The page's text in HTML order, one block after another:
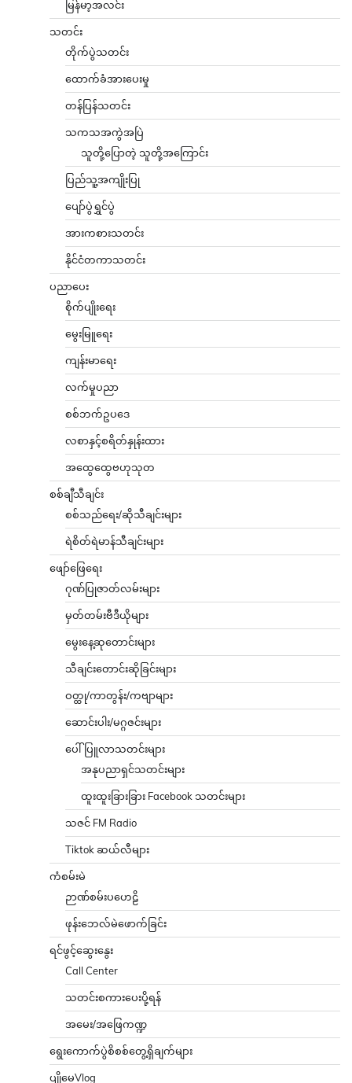
မြန်မာ့အလင်း
သတင်း
တိုက်ပွဲသတင်း
ထောက်ခံအားပေးမှု
တန်ပြန်သတင်း
သကသအကွဲအပြဲ
သူတို့ပြောတဲ့ သူတို့အကြောင်း
ပြည်သူ့အကျိုးပြု
ပျော်ပွဲရွှင်ပွဲ
အားကစားသတင်း
နိုင်ငံတကာသတင်း
ပညာပေး
စိုက်ပျိုးရေး
မွေးမြူရေး
ကျန်းမာရေး
လက်မှုပညာ
စစ်ဘက်ဥပဒေ
လစာနှင့်စရိတ်နှုန်းထား
အထွေထွေဗဟုသုတ
စစ်ချီသီချင်း
စစ်သည်ရေး/ဆိုသီချင်းများ
ရဲစိတ်ရဲမာန်သီချင်းများ
ဖျော်ဖြေရေး
ဂုဏ်ပြုဇာတ်လမ်းများ
မှတ်တမ်းဗီဒီယိုများ
မွေးနေ့ဆုတောင်းများ
သီချင်းတောင်းဆိုခြင်းများ
ဝတ္ထု/ကာတွန်း/ကဗျာများ
ဆောင်းပါး/မဂ္ဂဇင်းများ
ပေါ်ပြူလာသတင်းများ
အနုပညာရှင်သတင်းများ
ထူးထူးခြားခြား Facebook သတင်းများ
သဇင် FM Radio
Tiktok ဆယ်လီများ
ကံစမ်းမဲ
ဉာဏ်စမ်းပဟေဠိ
ဖုန်းဘေလ်မဲဖောက်ခြင်း
ရင်ဖွင့်ဆွေးနွေး
Call Center
သတင်းစကားပေးပို့ရန်
အမေး/အဖြေကဏ္ဍ
ရွေးကောက်ပွဲစိစစ်တွေ့ရှိချက်များ
ပျိုမေVlog